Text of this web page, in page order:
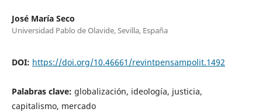
José María Seco
Universidad Pablo de Olavide, Sevilla, España
DOI: https://doi.org/10.46661/revintpensampolit.1492
Palabras clave: globalización, ideología, justicia,
capitalismo, mercado